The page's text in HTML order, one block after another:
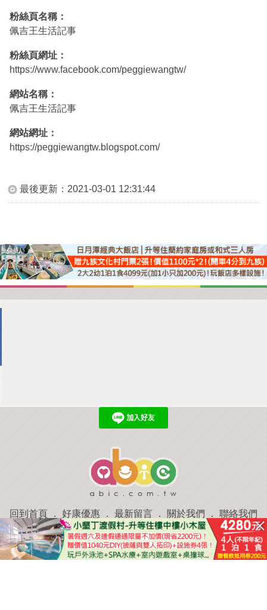
粉絲頁名稱：
佩吉王生活記事
粉絲頁網址：
https://www.facebook.com/peggiewangtw/
網站名稱：
佩吉王生活記事
網站網址：
https://peggiewangtw.blogspot.com/
最後更新： 2021-03-01 12:31:44
回到首頁 ． 好康優惠 ． 最新留言 ． 關於我們 ． 聯絡我們
部落格微件．商家合作．討論區．推薦景點． APP下載
羿磊資訊 服務條款&隱私權政策